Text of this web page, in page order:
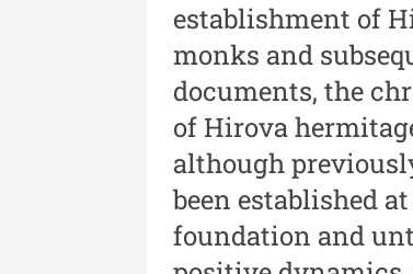
Revista "Cercetări
XLII - 2023
Indexul Complet
establishment of
monks and
documents, the
of Hirova
although
been established
foundation and